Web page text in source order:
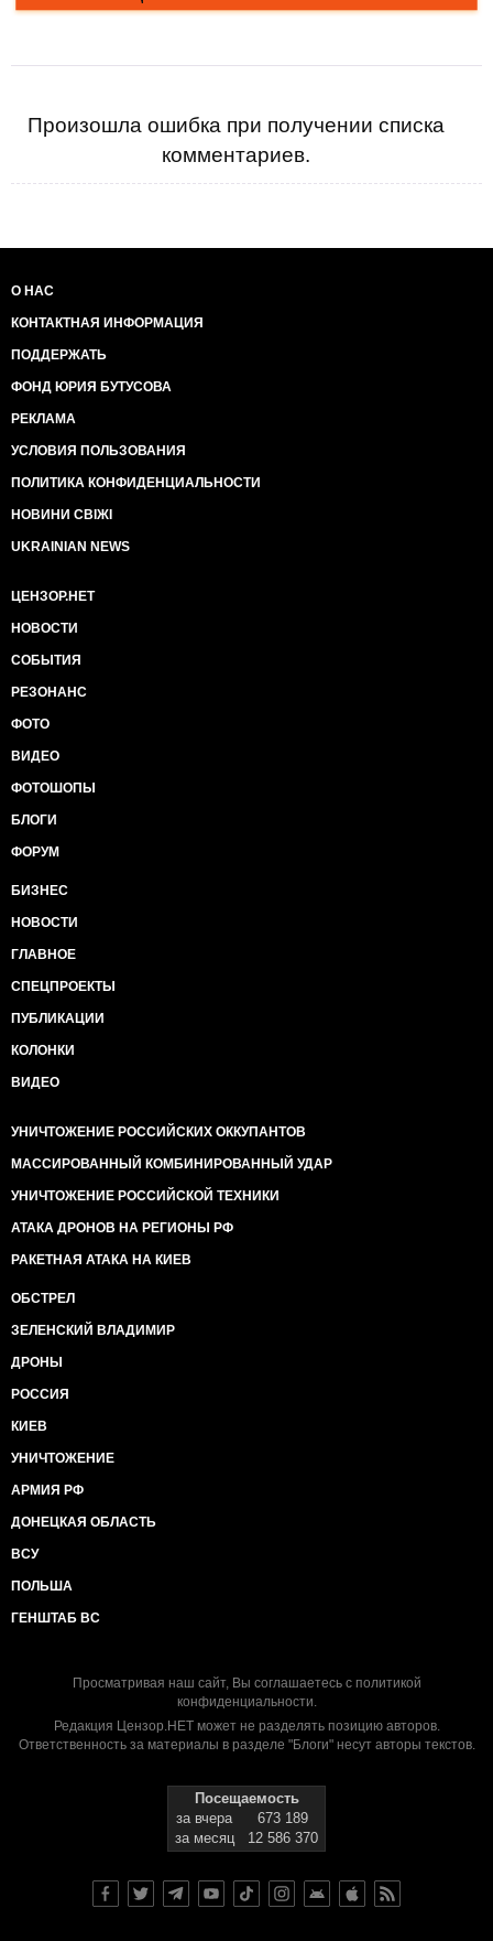
Произошла ошибка при получении списка
комментариев.
О НАС
КОНТАКТНАЯ ИНФОРМАЦИЯ
ПОДДЕРЖАТЬ
ФОНД ЮРИЯ БУТУСОВА
РЕКЛАМА
УСЛОВИЯ ПОЛЬЗОВАНИЯ
ПОЛИТИКА КОНФИДЕНЦИАЛЬНОСТИ
НОВИНИ СВІЖІ
UKRAINIAN NEWS
ЦЕНЗОР.НЕТ
НОВОСТИ
СОБЫТИЯ
РЕЗОНАНС
ФОТО
ВИДЕО
ФОТОШОПЫ
БЛОГИ
ФОРУМ
БИЗНЕС
НОВОСТИ
ГЛАВНОЕ
СПЕЦПРОЕКТЫ
ПУБЛИКАЦИИ
КОЛОНКИ
ВИДЕО
УНИЧТОЖЕНИЕ РОССИЙСКИХ ОККУПАНТОВ
МАССИРОВАННЫЙ КОМБИНИРОВАННЫЙ УДАР
УНИЧТОЖЕНИЕ РОССИЙСКОЙ ТЕХНИКИ
АТАКА ДРОНОВ НА РЕГИОНЫ РФ
РАКЕТНАЯ АТАКА НА КИЕВ
ОБСТРЕЛ
ЗЕЛЕНСКИЙ ВЛАДИМИР
ДРОНЫ
РОССИЯ
КИЕВ
УНИЧТОЖЕНИЕ
АРМИЯ РФ
ДОНЕЦКАЯ ОБЛАСТЬ
ВСУ
ПОЛЬША
ГЕНШТАБ ВС
Просматривая наш сайт, Вы соглашаетесь с политикой
конфиденциальности.
Редакция Цензор.НЕТ может не разделять позицию авторов.
Ответственность за материалы в разделе "Блоги" несут авторы текстов.
Посещаемость
за вчера
673 189
за месяц
12 586 370